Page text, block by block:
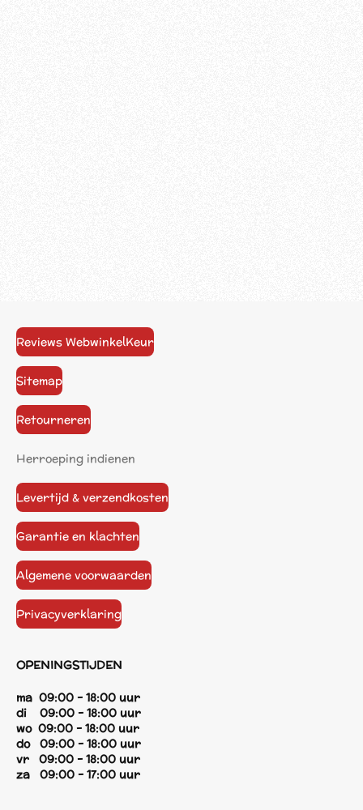
Reviews WebwinkelKeur
Sitemap
Retourneren
Herroeping indienen
Levertijd & verzendkosten
Garantie en klachten
Algemene voorwaarden
Privacyverklaring
OPENINGSTIJDEN
ma 09:00 - 18:00 uur
di 09:00 - 18:00 uur
wo 09:00 - 18:00 uur
do 09:00 - 18:00 uur
vr 09:00 - 18:00 uur
za 09:00 - 17:00 uur